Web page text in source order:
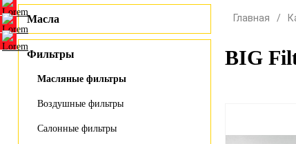
Масла
Фильтры
Масляные фильтры
Воздушные фильтры
Салонные фильтры
Главная
BIG